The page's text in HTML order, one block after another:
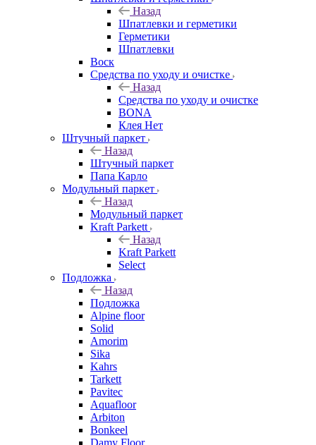
Назад
Шпатлевки и герметики
Герметики
Шпатлевки
Воск
Средства по уходу и очистке
Назад
Средства по уходу и очистке
BONA
Клея Нет
Штучный паркет
Назад
Штучный паркет
Папа Карло
Модульный паркет
Назад
Модульный паркет
Kraft Parkett
Назад
Kraft Parkett
Select
Подложка
Назад
Подложка
Alpine floor
Solid
Amorim
Sika
Kahrs
Tarkett
Pavitec
Aquafloor
Arbiton
Bonkeel
Damy Floor